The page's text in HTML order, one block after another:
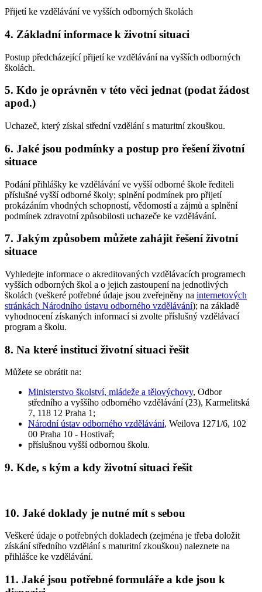
Přijetí ke vzdělávání ve vyšších odborných školách
4. Základní informace k životní situaci
Postup předcházející přijetí ke vzdělávání na vyšších odborných
školách.
5. Kdo je oprávněn v této věci jednat (podat žádost
apod.)
Uchazeč, který získal střední vzdělání s maturitní zkouškou.
6. Jaké jsou podmínky a postup pro řešení životní
situace
Podání přihlášky ke vzdělávání ve vyšší odborné škole řediteli
příslušné vyšší odborné školy; splnění podmínek pro přijetí
prokázáním vhodných schopností, vědomostí a zájmů a splnění
podmínek zdravotní způsobilosti uchazeče ke vzdělávání.
7. Jakým způsobem můžete zahájit řešení životní
situace
Vyhledejte informace o akreditovaných vzdělávacích programech
vyšších odborných škol a o jejich zastoupení na jednotlivých
školách (veškeré potřebné údaje jsou zveřejněny na internetových
stránkách Národního ústavu odborného vzdělávání); na základě
vyhodnocení získaných informací si zvolte příslušný vzdělávací
program a školu.
8. Na které instituci životní situaci řešit
Můžete se obrátit na:
Ministerstvo školství, mládeže a tělovýchovy, Odbor
středního a vyššího odborného vzdělávání (23), Karmelitská
7, 118 12 Praha 1;
Národní ústav odborného vzdělávání, Weilova 1271/6, 102
00 Praha 10 - Hostivař;
příslušnou vyšší odbornou školu.
9. Kde, s kým a kdy životní situaci řešit
10. Jaké doklady je nutné mít s sebou
Veškeré údaje o potřebných dokladech (zejména je třeba doložit
získání středního vzdělání s maturitní zkouškou) naleznete na
přihlášce ke vzdělávání.
11. Jaké jsou potřebné formuláře a kde jsou k